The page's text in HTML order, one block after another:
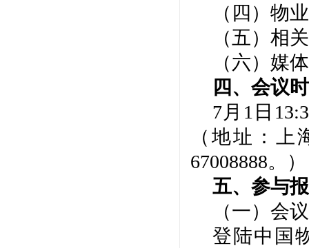
（四）物
（五）相
（六）媒
四、 会议
7月 1 日
（ 地址：
上
67008888。）
五、 参与
（一）会
登陆中国